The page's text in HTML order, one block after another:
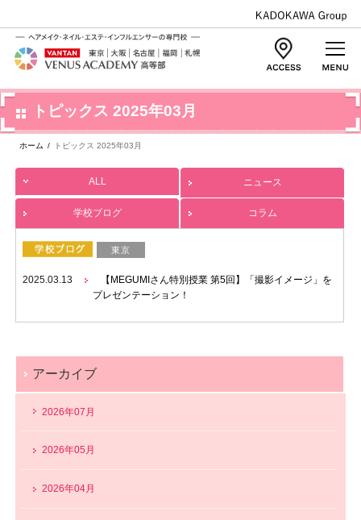
トピックス 2025年03月
ホーム / トピックス 2025年03月
ALL ニュース
学校ブログ コラム
東京
2025.03.13
【MEGUMIさん特別授業 第5回】「撮影イメージ」を
プレゼンテーション！
アーカイブ
2026年07月
2026年05月
2026年04月